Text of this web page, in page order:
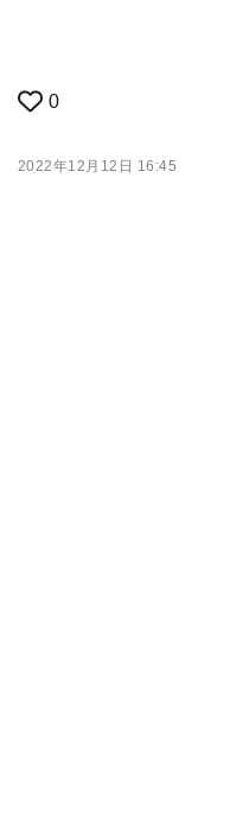
0
2022年12月12日 16:45